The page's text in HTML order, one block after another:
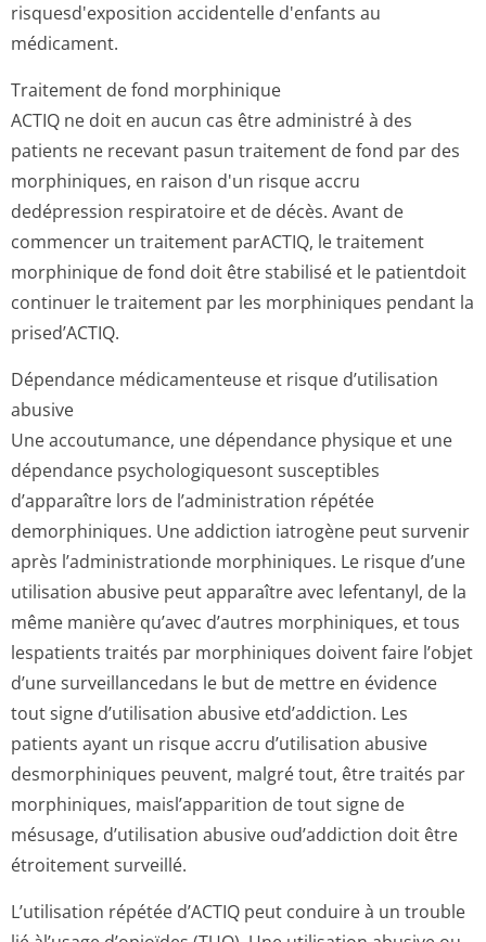
risquesd'exposition accidentelle d'enfants au
médicament.
Traitement de fond morphinique
ACTIQ ne doit en aucun cas être administré à des
patients ne recevant pasun traitement de fond par des
morphiniques, en raison d'un risque accru
dedépression respiratoire et de décès. Avant de
commencer un traitement parACTIQ, le traitement
morphinique de fond doit être stabilisé et le patientdoit
continuer le traitement par les morphiniques pendant la
prised’ACTIQ.
Dépendance médicamenteuse et risque d’utilisation
abusive
Une accoutumance, une dépendance physique et une
dépendance psychologiquesont susceptibles
d’apparaître lors de l’administration répétée
demorphiniques. Une addiction iatrogène peut survenir
après l’administrationde morphiniques. Le risque d’une
utilisation abusive peut apparaître avec lefentanyl, de la
même manière qu’avec d’autres morphiniques, et tous
lespatients traités par morphiniques doivent faire l’objet
d’une surveillancedans le but de mettre en évidence
tout signe d’utilisation abusive etd’addiction. Les
patients ayant un risque accru d’utilisation abusive
desmorphiniques peuvent, malgré tout, être traités par
morphiniques, maisl’apparition de tout signe de
mésusage, d’utilisation abusive oud’addiction doit être
étroitement surveillé.
L’utilisation répétée d’ACTIQ peut conduire à un trouble